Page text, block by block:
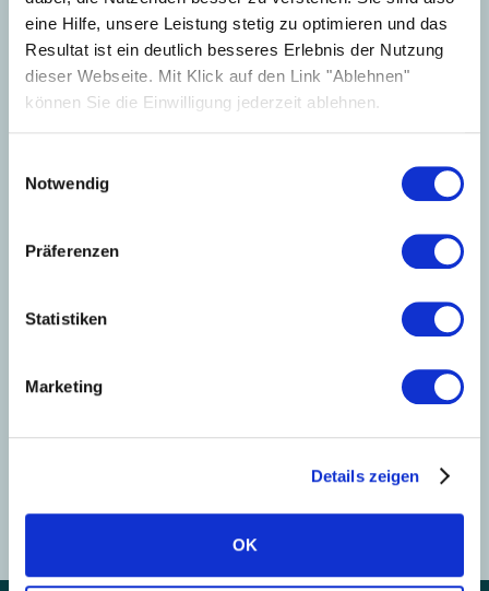
eine Hilfe, unsere Leistung stetig zu optimieren und das
Resultat ist ein deutlich besseres Erlebnis der Nutzung
dieser Webseite. Mit Klick auf den Link "Ablehnen"
können Sie die Einwilligung jederzeit ablehnen.
Notwendig
Präferenzen
Statistiken
Marketing
Details zeigen
OK
about services or feedback about our website, our
customer support team will be happy to help you!
Our technical support team is available Monday to